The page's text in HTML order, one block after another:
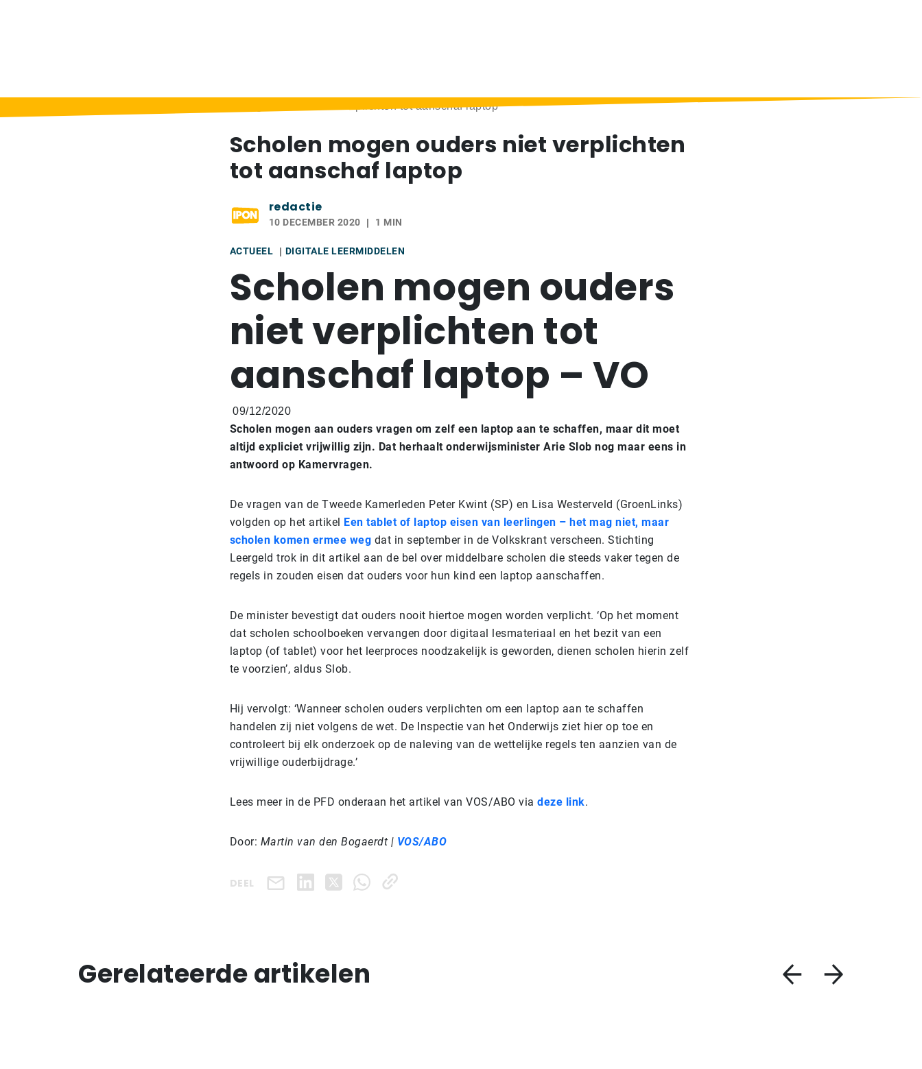
Scholen mogen ouders niet verplichten tot aanschaf laptop
Scholen mogen ouders niet verplichten
tot aanschaf laptop
redactie
10 DECEMBER 2020 1 MIN
ACTUEEL DIGITALE LEERMIDDELEN
Scholen mogen ouders
niet verplichten tot
aanschaf laptop – VO
09/12/2020
Scholen mogen aan ouders vragen om zelf een laptop aan te schaffen, maar dit moet
altijd expliciet vrijwillig zijn. Dat herhaalt onderwijsminister Arie Slob nog maar eens in
antwoord op Kamervragen.
De vragen van de Tweede Kamerleden Peter Kwint (SP) en Lisa Westerveld (GroenLinks)
volgden op het artikel Een tablet of laptop eisen van leerlingen – het mag niet, maar
scholen komen ermee weg dat in september in de Volkskrant verscheen. Stichting
Leergeld trok in dit artikel aan de bel over middelbare scholen die steeds vaker tegen de
regels in zouden eisen dat ouders voor hun kind een laptop aanschaffen.
De minister bevestigt dat ouders nooit hiertoe mogen worden verplicht. ‘Op het moment
dat scholen schoolboeken vervangen door digitaal lesmateriaal en het bezit van een
laptop (of tablet) voor het leerproces noodzakelijk is geworden, dienen scholen hierin zelf
te voorzien’, aldus Slob.
Hij vervolgt: ‘Wanneer scholen ouders verplichten om een laptop aan te schaffen
handelen zij niet volgens de wet. De Inspectie van het Onderwijs ziet hier op toe en
controleert bij elk onderzoek op de naleving van de wettelijke regels ten aanzien van de
vrijwillige ouderbijdrage.’
Lees meer in de PFD onderaan het artikel van VOS/ABO via deze link.
Door: Martin van den Bogaerdt | VOS/ABO
DEEL
Gerelateerde artikelen